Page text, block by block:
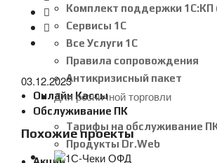
Комплект поддержки 1С:КП
Сервисы 1С
Все Услуги 1С
Правила сопровождения
Антикризисный пакет
Онлайн Кассы
Обслуживание ПК
Тарифы на обслуживание
Продукты Dr.Web
03.12.2023
Для розничной торговли
Похожие проекты